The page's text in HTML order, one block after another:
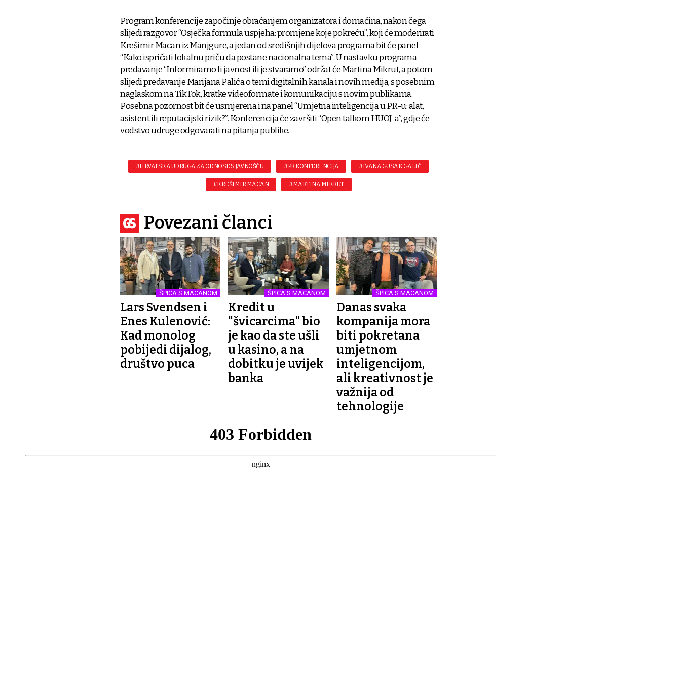
Program konferencije započinje obraćanjem organizatora i domaćina, nakon čega
slijedi razgovor “Osječka formula uspjeha: promjene koje pokreću”, koji će moderirati
Krešimir Macan iz Manjgure, a jedan od središnjih dijelova programa bit će panel
“Kako ispričati lokalnu priču da postane nacionalna tema”. U nastavku programa
predavanje “Informiramo li javnost ili je stvaramo” održat će Martina Mikrut, a potom
slijedi predavanje Marijana Palića o temi digitalnih kanala i novih medija, s posebnim
naglaskom na TikTok, kratke videoformate i komunikaciju s novim publikama.
Posebna pozornost bit će usmjerena i na panel “Umjetna inteligencija u PR-u: alat,
asistent ili reputacijski rizik?”. Konferencija će završiti “Open talkom HUOJ-a”, gdje će
vodstvo udruge odgovarati na pitanja publike.
#HRVATSKA UDRUGA ZA ODNOSE S JAVNOŠĆU #PR KONFERENCIJA #IVANA GUSAK GALIĆ
#KREŠIMIR MACAN #MARTINA MIKRUT
Povezani članci
ŠPICA S MACANOM
Lars Svendsen i
Enes Kulenović:
Kad monolog
pobijedi dijalog,
društvo puca
ŠPICA S MACANOM
Kredit u
"švicarcima" bio
je kao da ste ušli
u kasino, a na
dobitku je uvijek
banka
ŠPICA S MACANOM
Danas svaka
kompanija mora
biti pokretana
umjetnom
inteligencijom,
ali kreativnost je
važnija od
tehnologije